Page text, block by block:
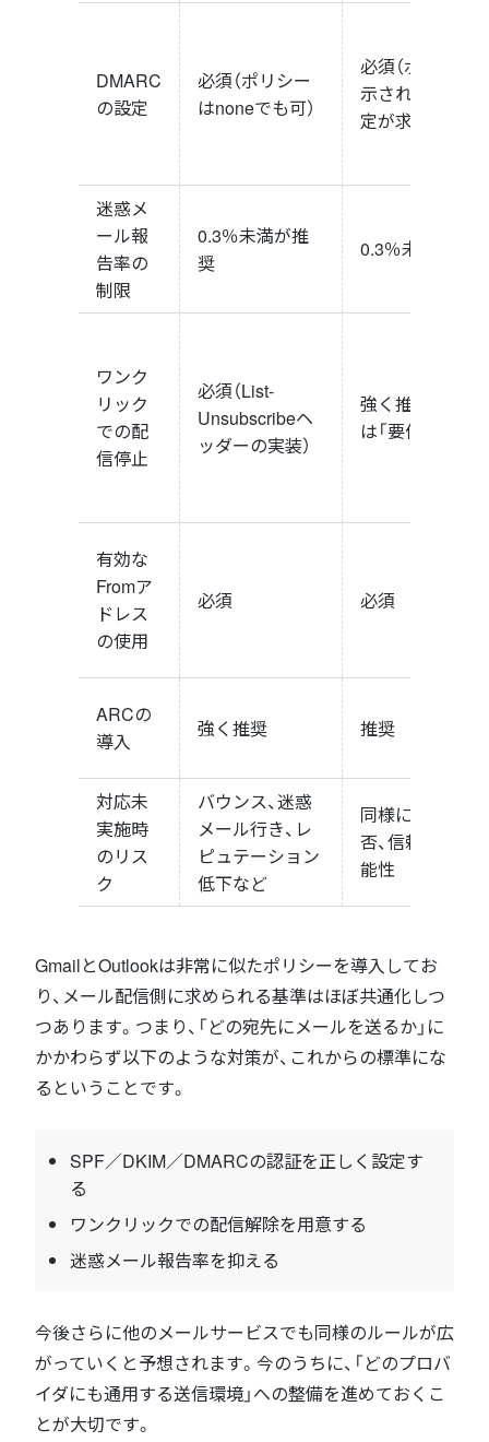
DMARC
の設定
必須（ポリシー
はnoneでも可）
必須（ポリシー
示されていない
定が求められる
迷惑メ
ール報
告率の
制限
0.3％未満が推
奨
0.3％未満が要件
ワンク
リック
での配
信停止
必須（List-
Unsubscribeヘ
ッダーの実装）
強く推奨（現時
は「要件」ではな
有効な
Fromア
ドレス
の使用
必須 必須
ARCの
導入
強く推奨 推奨
対応未
実施時
のリス
ク
バウンス、迷惑
メール行き、レ
ピュテーション
低下など
同様にバウンス
否、信頼性低下
能性
GmailとOutlookは非常に似たポリシーを導入してお
り、メール配信側に求められる基準はほぼ共通化しつ
つあります。つまり、「どの宛先にメールを送るか」に
かかわらず以下のような対策が、これからの標準にな
るということです。
SPF／DKIM／DMARCの認証を正しく設定す
る
ワンクリックでの配信解除を用意する
迷惑メール報告率を抑える
今後さらに他のメールサービスでも同様のルールが広
がっていくと予想されます。今のうちに、「どのプロバ
イダにも通用する送信環境」への整備を進めておくこ
とが大切です。